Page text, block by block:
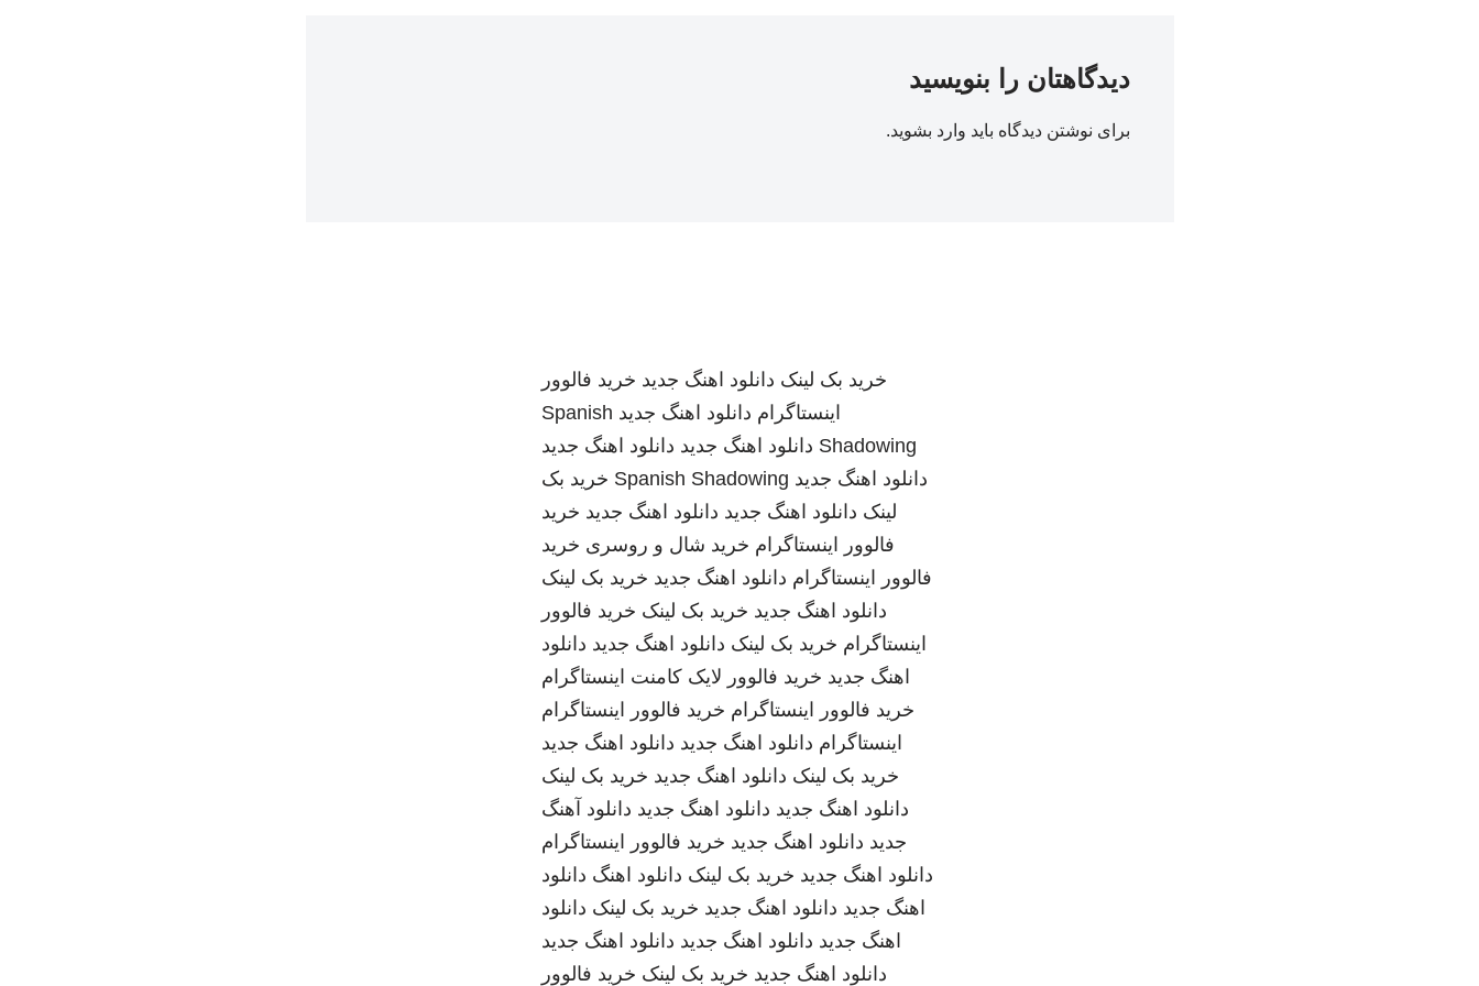
دیدگاهتان را بنویسید
برای نوشتن دیدگاه باید وارد بشوید.
خرید بک لینک دانلود اهنگ جدید خرید فالوور
اینستاگرام دانلود اهنگ جدید Spanish
Shadowing دانلود اهنگ جدید دانلود اهنگ جدید
دانلود اهنگ جدید Spanish Shadowing خرید بک
لینک دانلود اهنگ جدید دانلود اهنگ جدید خرید
فالوور اینستاگرام خرید شال و روسری خرید
فالوور اینستاگرام دانلود اهنگ جدید خرید بک لینک
دانلود اهنگ جدید خرید بک لینک خرید فالوور
اینستاگرام خرید بک لینک دانلود اهنگ جدید دانلود
اهنگ جدید خرید فالوور لایک کامنت اینستاگرام
خرید فالوور اینستاگرام خرید فالوور اینستاگرام
اینستاگرام دانلود اهنگ جدید دانلود اهنگ جدید
خرید بک لینک دانلود اهنگ جدید خرید بک لینک
دانلود اهنگ جدید دانلود اهنگ جدید دانلود آهنگ
جدید دانلود اهنگ جدید خرید فالوور اینستاگرام
دانلود اهنگ جدید خرید بک لینک دانلود اهنگ دانلود
اهنگ جدید دانلود اهنگ جدید خرید بک لینک دانلود
اهنگ جدید دانلود اهنگ جدید دانلود اهنگ جدید
دانلود اهنگ جدید خرید بک لینک خرید فالوور